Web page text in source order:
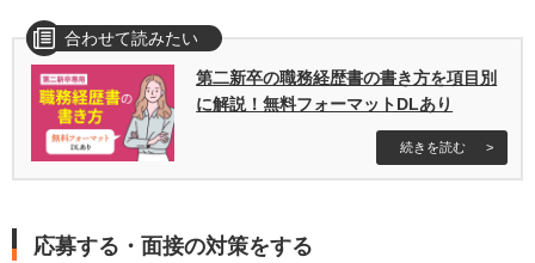
合わせて読みたい
第二新卒の職務経歴書の書き方を項目別
に解説！無料フォーマットDLあり
続きを読む
応募する・面接の対策をする